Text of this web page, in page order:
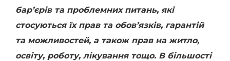
бар’єрів та проблемних питань, які
стосуються їх прав та обов’язків, гарантій
та можливостей, а також прав на житло,
освіту, роботу, лікування тощо. В більшості